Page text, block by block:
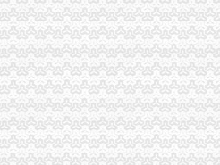
”0元注册公司领导班子
司流程推动重点工作全面开展
构建食品安全监管长效机制
能大力推进就业与再就业工程成效显著
注册公司流程市场监管
能支持企业融资18亿元
农贸市重庆免费注册公司场经纪人成功实现